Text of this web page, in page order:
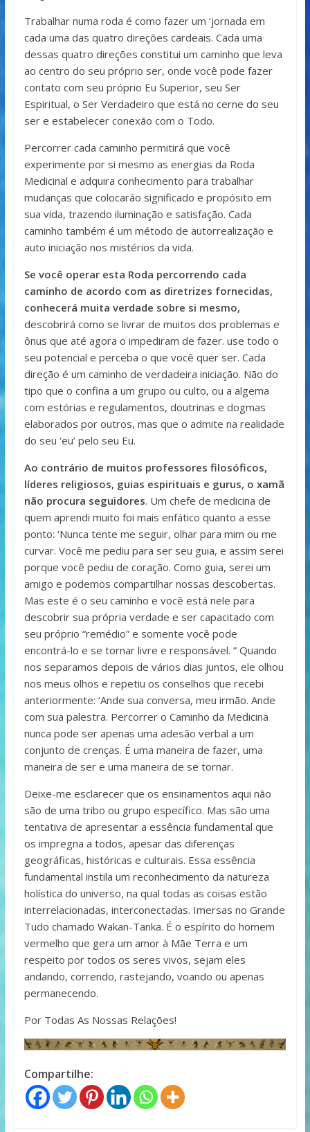
Trabalhar numa roda é como fazer um ‘jornada em
cada uma das quatro direções cardeais. Cada uma
dessas quatro direções constitui um caminho que leva
ao centro do seu próprio ser, onde você pode fazer
contato com seu próprio Eu Superior, seu Ser
Espiritual, o Ser Verdadeiro que está no cerne do seu
ser e estabelecer conexão com o Todo.
Percorrer cada caminho permitirá que você
experimente por si mesmo as energias da Roda
Medicinal e adquira conhecimento para trabalhar
mudanças que colocarão significado e propósito em
sua vida, trazendo iluminação e satisfação. Cada
caminho também é um método de autorrealização e
auto iniciação nos mistérios da vida.
Se você operar esta Roda percorrendo cada
caminho de acordo com as diretrizes fornecidas,
conhecerá muita verdade sobre si mesmo,
descobrirá como se livrar de muitos dos problemas e
ônus que até agora o impediram de fazer. use todo o
seu potencial e perceba o que você quer ser. Cada
direção é um caminho de verdadeira iniciação. Não do
tipo que o confina a um grupo ou culto, ou a algema
com estórias e regulamentos, doutrinas e dogmas
elaborados por outros, mas que o admite na realidade
do seu ‘eu’ pelo seu Eu.
Ao contrário de muitos professores filosóficos,
líderes religiosos, guias espirituais e gurus, o xamã
não procura seguidores. Um chefe de medicina de
quem aprendi muito foi mais enfático quanto a esse
ponto: ‘Nunca tente me seguir, olhar para mim ou me
curvar. Você me pediu para ser seu guia, e assim serei
porque você pediu de coração. Como guia, serei um
amigo e podemos compartilhar nossas descobertas.
Mas este é o seu caminho e você está nele para
descobrir sua própria verdade e ser capacitado com
seu próprio “remédio” e somente você pode
encontrá-lo e se tornar livre e responsável. ” Quando
nos separamos depois de vários dias juntos, ele olhou
nos meus olhos e repetiu os conselhos que recebi
anteriormente: ‘Ande sua conversa, meu irmão. Ande
com sua palestra. Percorrer o Caminho da Medicina
nunca pode ser apenas uma adesão verbal a um
conjunto de crenças. É uma maneira de fazer, uma
maneira de ser e uma maneira de se tornar.
Deixe-me esclarecer que os ensinamentos aqui não
são de uma tribo ou grupo específico. Mas são uma
tentativa de apresentar a essência fundamental que
os impregna a todos, apesar das diferenças
geográficas, históricas e culturais. Essa essência
fundamental instila um reconhecimento da natureza
holística do universo, na qual todas as coisas estão
interrelacionadas, interconectadas. Imersas no Grande
Tudo chamado Wakan-Tanka. É o espírito do homem
vermelho que gera um amor à Mãe Terra e um
respeito por todos os seres vivos, sejam eles
andando, correndo, rastejando, voando ou apenas
permanecendo.
Por Todas As Nossas Relações!
Compartilhe: